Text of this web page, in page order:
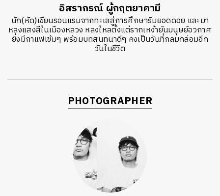
อิสรากรณ์ ผู้กฤตยาคามี
นัก(หัด)เขียนรอนแรมจากทะเลสู่การศึกษาริมยอดดอย และมา
หลงแสงสีในเมืองหลวง หลงใหลตั้งแต่รากเหง้ายันมนุษย์อวกาศ
ยิ่งมีกาแฟเข้มๆ พร้อมบทสนทนาดีๆ คงเป็นวันที่กลมกล่อมอีก
วันในชีวิต
PHOTOGRAPHER